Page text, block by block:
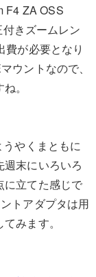
F4 ZA OSS
きズームレン
費が必要となり
ウントなので、
。
やくまともに
末にいろいろ
に立てた感じで
トアダプタは用
みます。